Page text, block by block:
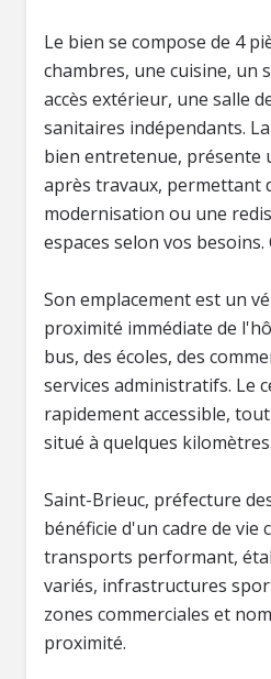
Le bien se compose de 4
chambres, une cuisine, un
accès extérieur, une salle
sanitaires indépendants.
bien entretenue,
après travaux, permettant
modernisation ou une
espaces selon vos
Son emplacement est un
proximité immédiate de
bus, des écoles, des
services administratifs. Le
rapidement accessible,
situé à quelques kilomètres.
Saint-Brieuc, préfecture
bénéficie d'un cadre de vie
transports performant,
variés, infrastructures
zones commerciales et
proximité.